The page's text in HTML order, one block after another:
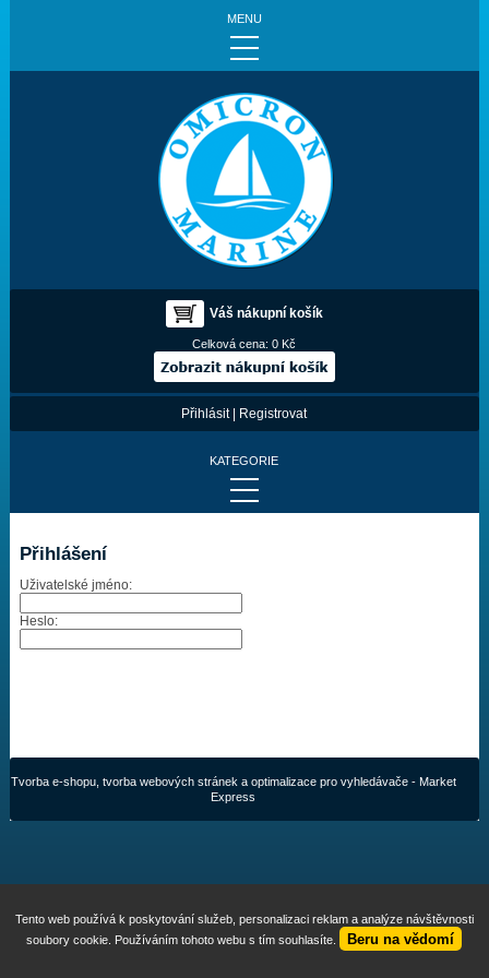
MENU
Váš nákupní košík
Celková cena:0 Kč
Přihlásit| Registrovat
KATEGORIE
Výrobce:
Výkon:
Motory
Redukční pouzdra XHS
Kontakty
Přihlášení
Uživatelské jméno:
Heslo:
Tvorba e-shopu, tvorba webových stránek a optimalizace pro vyhledávače- Market
Express
Tento web používá k poskytování služeb, personalizaci reklam a analýze návštěvnosti
soubory cookie. Používáním tohoto webu s tím souhlasíte.
Beru na vědomí